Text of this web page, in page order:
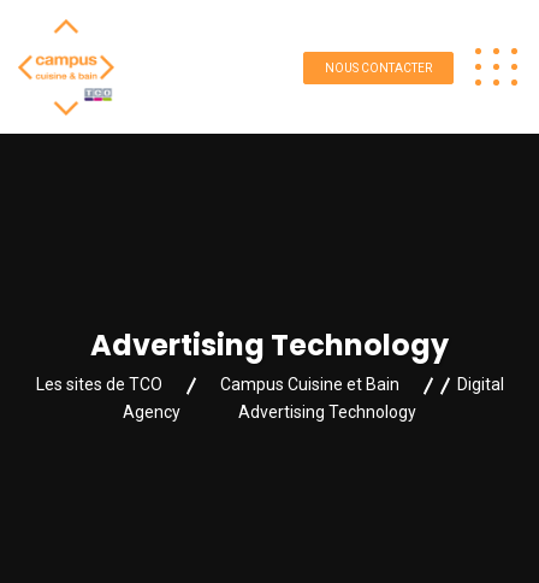
NOUS CONTACTER
Advertising Technology
Les sites de TCO Campus Cuisine et Bain
Digital
Agency
Advertising Technology